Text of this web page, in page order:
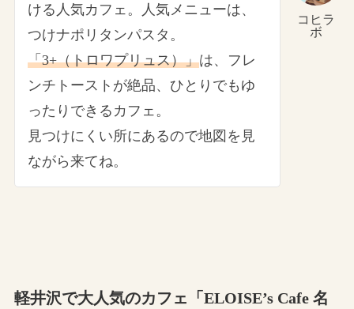
コヒラ
ボ
ける人気カフェ。人気メニューは、
つけナポリタンパスタ。
「3+（トロワプリュス）」は、フレ
ンチトーストが絶品、ひとりでもゆ
ったりできるカフェ。
見つけにくい所にあるので地図を見
ながら来てね。
軽井沢で大人気のカフェ「ELOISE’s Cafe 名